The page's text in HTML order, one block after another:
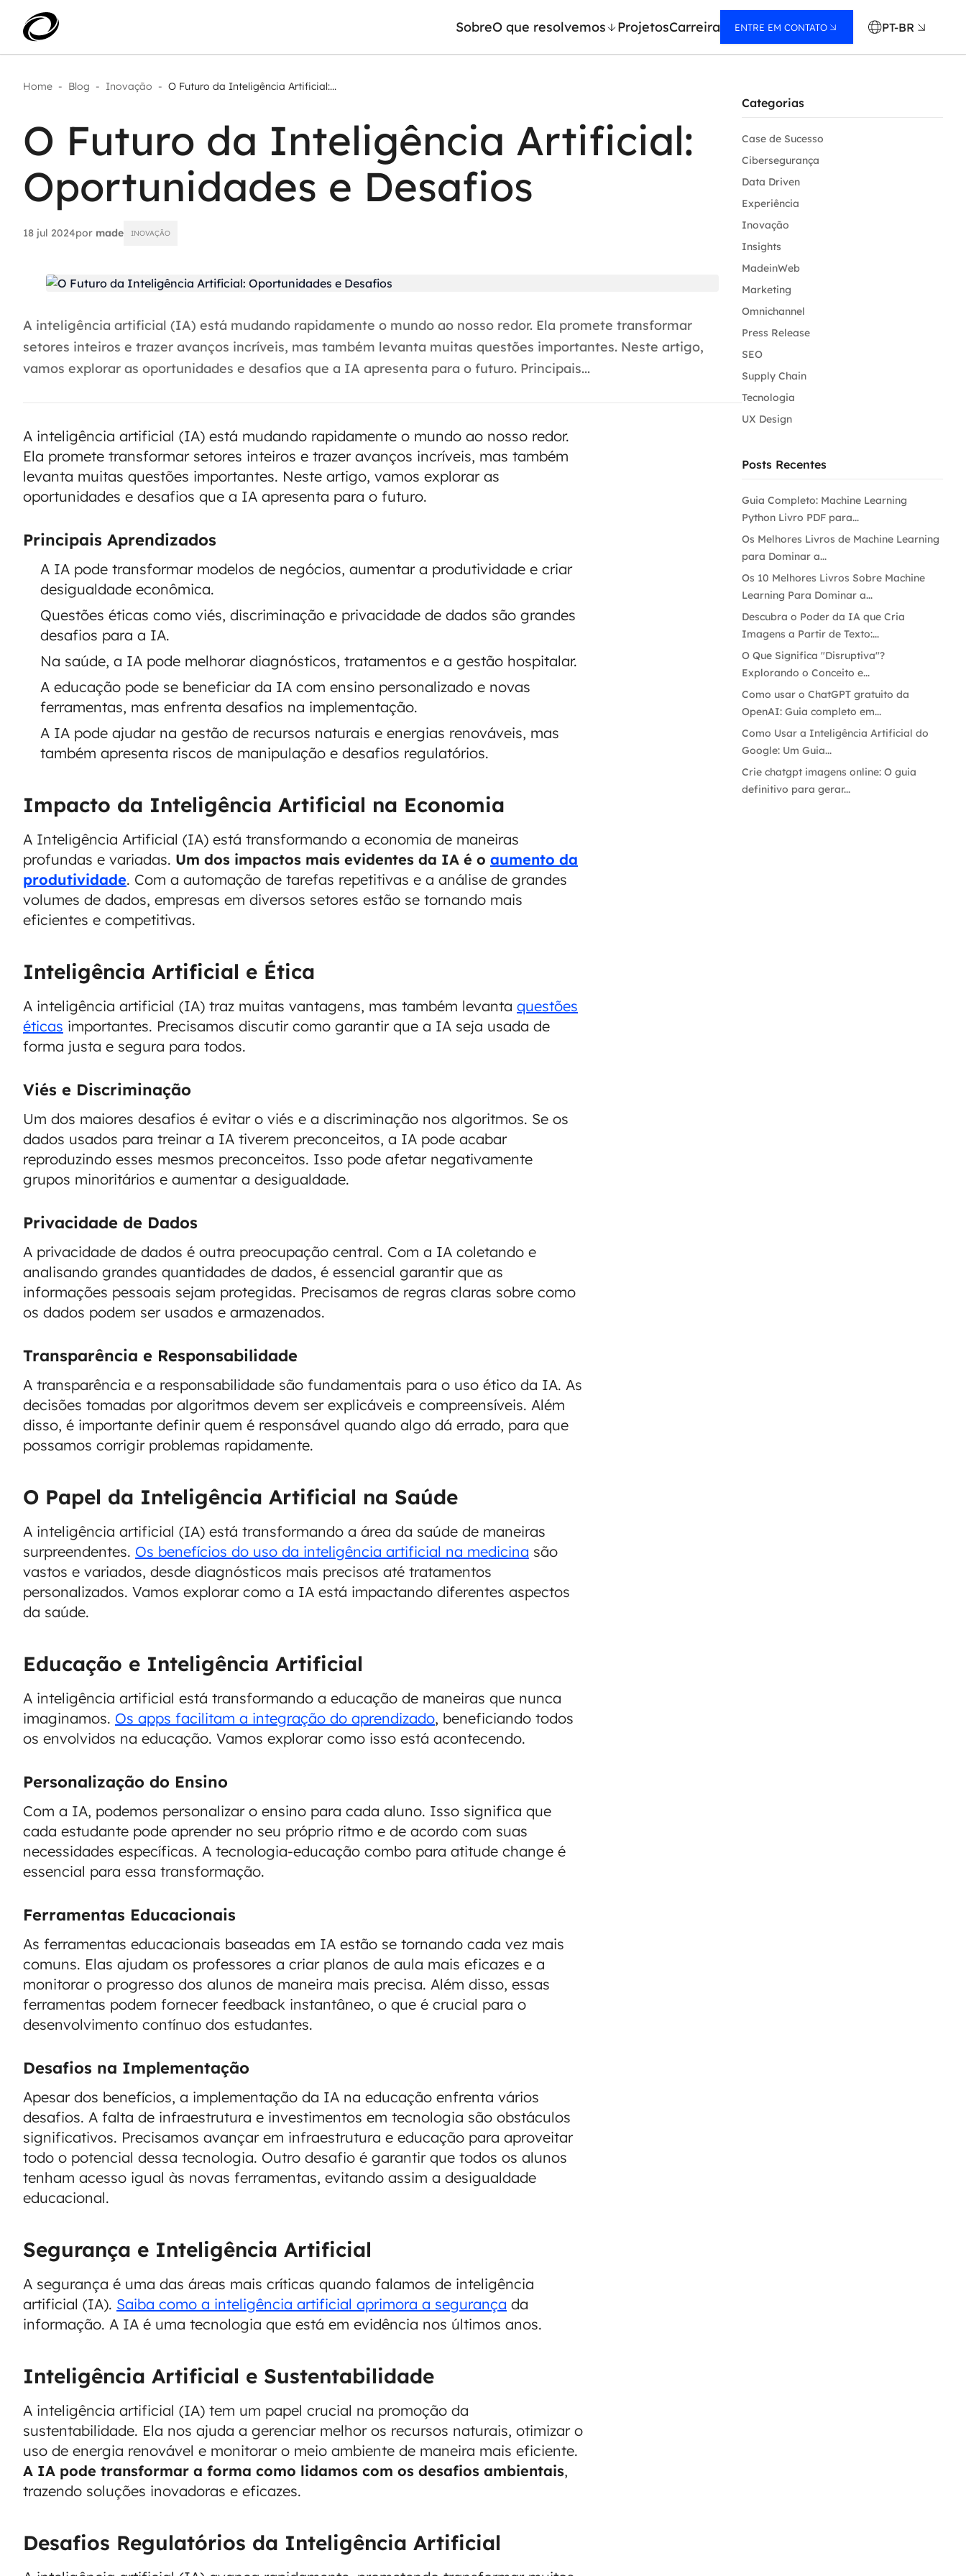
SobreO que resolvemos ProjetosCarreira ENTRE EM CONTATO PT-BR
Aplicar IA com impacto real
Modernização de aplicações
Sustentar operações com
Escalar com segurança
IA Generativa
Agentes de IA
Aceleradores de IA
Integração de IA
RPA e hiperautomação
Home - Blog - Inovação - O Futuro da Inteligência Artificial:...
O Futuro da Inteligência Artificial:
Oportunidades e Desafios
18 jul 2024por made INOVAÇÃO
A inteligência artificial (IA) está mudando rapidamente o mundo ao nosso redor. Ela promete transformar
setores inteiros e trazer avanços incríveis, mas também levanta muitas questões importantes. Neste artigo,
vamos explorar as oportunidades e desafios que a IA apresenta para o futuro. Principais...
A inteligência artificial (IA) está mudando rapidamente o mundo ao nosso redor.
Ela promete transformar setores inteiros e trazer avanços incríveis, mas também
levanta muitas questões importantes. Neste artigo, vamos explorar as
oportunidades e desafios que a IA apresenta para o futuro.
Principais Aprendizados
A IA pode transformar modelos de negócios, aumentar a produtividade e criar
desigualdade econômica.
Questões éticas como viés, discriminação e privacidade de dados são grandes
desafios para a IA.
Na saúde, a IA pode melhorar diagnósticos, tratamentos e a gestão hospitalar.
A educação pode se beneficiar da IA com ensino personalizado e novas
ferramentas, mas enfrenta desafios na implementação.
A IA pode ajudar na gestão de recursos naturais e energias renováveis, mas
também apresenta riscos de manipulação e desafios regulatórios.
Impacto da Inteligência Artificial na Economia
A Inteligência Artificial (IA) está transformando a economia de maneiras
profundas e variadas. Um dos impactos mais evidentes da IA é o aumento da
produtividade. Com a automação de tarefas repetitivas e a análise de grandes
volumes de dados, empresas em diversos setores estão se tornando mais
eficientes e competitivas.
Inteligência Artificial e Ética
A inteligência artificial (IA) traz muitas vantagens, mas também levanta questões
éticas importantes. Precisamos discutir como garantir que a IA seja usada de
forma justa e segura para todos.
Viés e Discriminação
Um dos maiores desafios é evitar o viés e a discriminação nos algoritmos. Se os
dados usados para treinar a IA tiverem preconceitos, a IA pode acabar
reproduzindo esses mesmos preconceitos. Isso pode afetar negativamente
grupos minoritários e aumentar a desigualdade.
Privacidade de Dados
A privacidade de dados é outra preocupação central. Com a IA coletando e
analisando grandes quantidades de dados, é essencial garantir que as
informações pessoais sejam protegidas. Precisamos de regras claras sobre como
os dados podem ser usados e armazenados.
Transparência e Responsabilidade
A transparência e a responsabilidade são fundamentais para o uso ético da IA. As
decisões tomadas por algoritmos devem ser explicáveis e compreensíveis. Além
disso, é importante definir quem é responsável quando algo dá errado, para que
possamos corrigir problemas rapidamente.
O Papel da Inteligência Artificial na Saúde
A inteligência artificial (IA) está transformando a área da saúde de maneiras
surpreendentes. Os benefícios do uso da inteligência artificial na medicina são
vastos e variados, desde diagnósticos mais precisos até tratamentos
personalizados. Vamos explorar como a IA está impactando diferentes aspectos
da saúde.
Educação e Inteligência Artificial
A inteligência artificial está transformando a educação de maneiras que nunca
imaginamos. Os apps facilitam a integração do aprendizado, beneficiando todos
os envolvidos na educação. Vamos explorar como isso está acontecendo.
Personalização do Ensino
Com a IA, podemos personalizar o ensino para cada aluno. Isso significa que
cada estudante pode aprender no seu próprio ritmo e de acordo com suas
necessidades específicas. A tecnologia-educação combo para atitude change é
essencial para essa transformação.
Ferramentas Educacionais
As ferramentas educacionais baseadas em IA estão se tornando cada vez mais
comuns. Elas ajudam os professores a criar planos de aula mais eficazes e a
monitorar o progresso dos alunos de maneira mais precisa. Além disso, essas
ferramentas podem fornecer feedback instantâneo, o que é crucial para o
desenvolvimento contínuo dos estudantes.
Desafios na Implementação
Apesar dos benefícios, a implementação da IA na educação enfrenta vários
desafios. A falta de infraestrutura e investimentos em tecnologia são obstáculos
significativos. Precisamos avançar em infraestrutura e educação para aproveitar
todo o potencial dessa tecnologia. Outro desafio é garantir que todos os alunos
tenham acesso igual às novas ferramentas, evitando assim a desigualdade
educacional.
Segurança e Inteligência Artificial
A segurança é uma das áreas mais críticas quando falamos de inteligência
artificial (IA). Saiba como a inteligência artificial aprimora a segurança da
informação. A IA é uma tecnologia que está em evidência nos últimos anos.
Inteligência Artificial e Sustentabilidade
A inteligência artificial (IA) tem um papel crucial na promoção da
sustentabilidade. Ela nos ajuda a gerenciar melhor os recursos naturais, otimizar o
uso de energia renovável e monitorar o meio ambiente de maneira mais eficiente.
A IA pode transformar a forma como lidamos com os desafios ambientais,
trazendo soluções inovadoras e eficazes.
Desafios Regulatórios da Inteligência Artificial
Categorias
Case de Sucesso
Cibersegurança
Data Driven
Experiência
Inovação
Insights
MadeinWeb
Marketing
Omnichannel
Press Release
SEO
Supply Chain
Tecnologia
UX Design
Posts Recentes
Guia Completo: Machine Learning
Python Livro PDF para...
Os Melhores Livros de Machine Learning
para Dominar a...
Os 10 Melhores Livros Sobre Machine
Learning Para Dominar a...
Descubra o Poder da IA que Cria
Imagens a Partir de Texto:...
O Que Significa "Disruptiva"?
Explorando o Conceito e...
Como usar o ChatGPT gratuito da
OpenAI: Guia completo em...
Como Usar a Inteligência Artificial do
Google: Um Guia...
Crie chatgpt imagens online: O guia
definitivo para gerar...